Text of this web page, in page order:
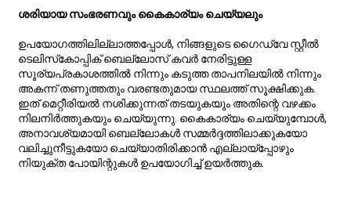
ശരിയായ സംഭരണവും കൈകാര്യം ചെയ്യലും
ഉപയോഗത്തിലില്ലാത്തപ്പോൾ, നിങ്ങളുടെ ഗൈഡ്‌വേ സ്റ്റീൽ
ടെലിസ്‌കോപ്പിക് ബെല്ലോസ് കവർ നേരിട്ടുള്ള
സൂര്യപ്രകാശത്തിൽ നിന്നും കടുത്ത താപനിലയിൽ നിന്നും
അകന്ന് തണുത്തതും വരണ്ടതുമായ സ്ഥലത്ത് സൂക്ഷിക്കുക.
ഇത് മെറ്റീരിയൽ നശിക്കുന്നത് തടയുകയും അതിന്റെ വഴക്കം
നിലനിർത്തുകയും ചെയ്യുന്നു. കൈകാര്യം ചെയ്യുമ്പോൾ,
അനാവശ്യമായി ബെല്ലോകൾ സമ്മർദ്ദത്തിലാക്കുകയോ
വലിച്ചുനീട്ടുകയോ ചെയ്യാതിരിക്കാൻ എല്ലായ്പ്പോഴും
നിയുക്ത പോയിന്റുകൾ ഉപയോഗിച്ച് ഉയർത്തുക.